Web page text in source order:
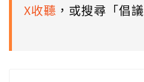
X收聽 ，或搜尋「倡